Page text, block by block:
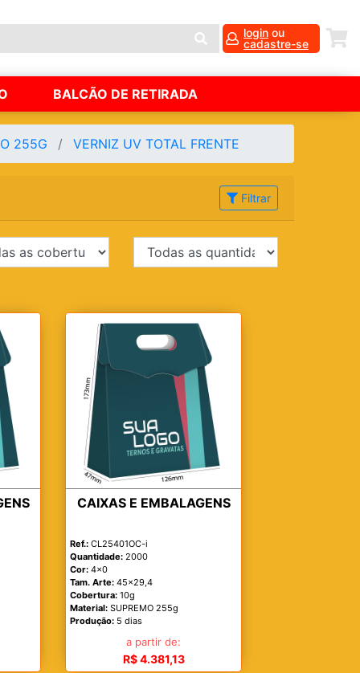
login ou
cadastre-se
BALCÃO DE RETIRADA
255G VERNIZ UV TOTAL FRENTE
Filtrar
CAIXAS E EMBALAGENS
Ref.: CL25401OC-i
Quantidade: 2000
Cor: 4x0
Tam. Arte: 45x29,4
Cobertura: 10g
Material: SUPREMO 255g
Produção: 5 dias
a partir de:
R$ 4.381,13